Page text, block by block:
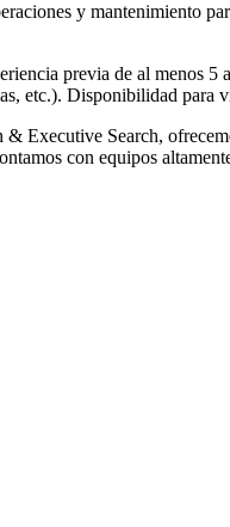
y mantenimiento
previa de al menos 5
etc.). Disponibilidad para
Executive Search,
con equipos